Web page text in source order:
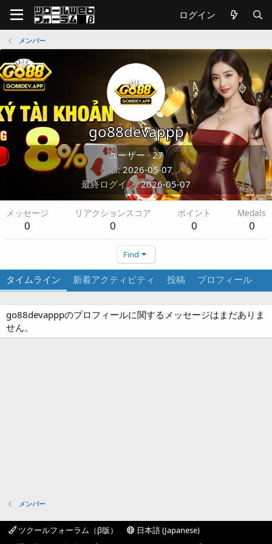
ログイン
メンバー
go88devappp
ユーザー ·27
参加 2026-05-07
最終ログイン 2026-05-07
メッセージ
0
リアクションスコア
0
ポイント
0
Medals
0
Find
タイムライン 新着アクティビティ 投稿 プロフィール
go88devapppのプロフィールに関するメッセージはまだありま
せん。
メンバー
ツクールフォーラム（β版）
日本語 (Japanese)